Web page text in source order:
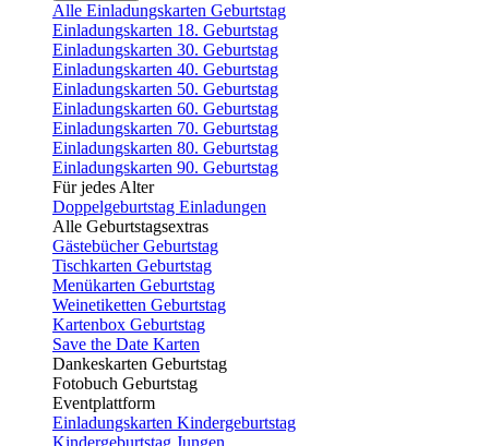
Alle Einladungskarten Geburtstag
Einladungskarten 18. Geburtstag
Einladungskarten 30. Geburtstag
Einladungskarten 40. Geburtstag
Einladungskarten 50. Geburtstag
Einladungskarten 60. Geburtstag
Einladungskarten 70. Geburtstag
Einladungskarten 80. Geburtstag
Einladungskarten 90. Geburtstag
Für jedes Alter
Doppelgeburtstag Einladungen
Alle Geburtstagsextras
Gästebücher Geburtstag
Tischkarten Geburtstag
Menükarten Geburtstag
Weinetiketten Geburtstag
Kartenbox Geburtstag
Save the Date Karten
Dankeskarten Geburtstag
Fotobuch Geburtstag
Eventplattform
Einladungskarten Kindergeburtstag
Kindergeburtstag Jungen